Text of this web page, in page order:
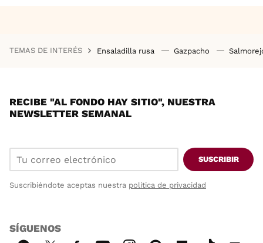
TEMAS DE INTERÉS Ensaladilla rusa Gazpacho
RECIBE "AL FONDO HAY SITIO", NUESTRA
NEWSLETTER SEMANAL
SUSCRIBIR
Suscribiéndote aceptas nuestra política de privacidad
SÍGUENOS